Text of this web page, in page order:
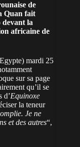
de
Quan fait
devant la
africaine de
mardi 25
sur sa page
qu’il se
d’Equinoxe
la teneur
Je ne
et des autres“,